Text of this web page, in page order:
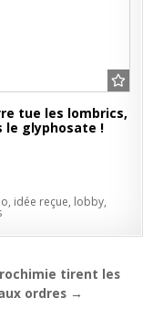
tue les lombrics,
le glyphosate !
, idée reçue, lobby,
tirent les
ordres →